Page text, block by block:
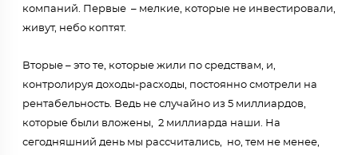
компаний. Первые – мелкие, которые не инвестировали,
живут, небо коптят.
Вторые – это те, которые жили по средствам, и,
контролируя доходы-расходы, постоянно смотрели на
рентабельность. Ведь не случайно из 5 миллиардов,
которые были вложены, 2 миллиарда наши. На
сегодняшний день мы рассчитались, но, тем не менее,